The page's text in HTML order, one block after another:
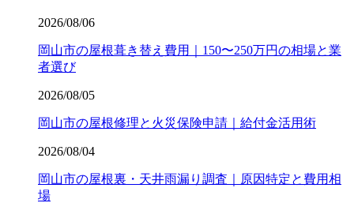
2026/08/06
岡山市の屋根葺き替え費用｜150〜250万円の相場と業
者選び
2026/08/05
岡山市の屋根修理と火災保険申請｜給付金活用術
2026/08/04
岡山市の屋根裏・天井雨漏り調査｜原因特定と費用相
場